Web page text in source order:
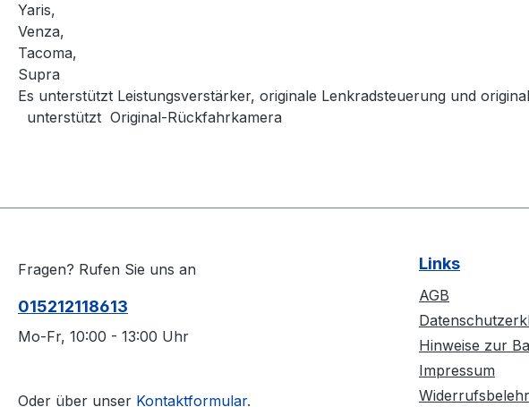
Yaris,
Venza,
Tacoma,
Supra
Es unterstützt Leistungsverstärker, originale Lenkradsteuerung und
unterstützt Original-Rückfahrkamera
Fragen? Rufen Sie uns an
015212118613
Mo-Fr, 10:00 - 13:00 Uhr
Oder über unser Kontaktformular.
Links
AGB
Hinweise zur
Impressum